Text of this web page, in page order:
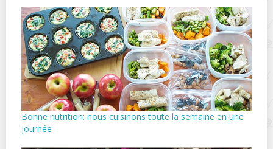
Bonne nutrition: nous cuisinons toute la semaine en une
journée